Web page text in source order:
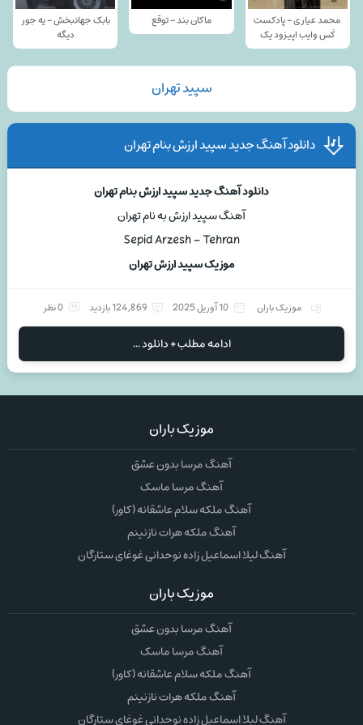
محمد عیاری - پادکست
کَس وایب اپیزود یک
ماکان بند - توقع
بابک جهانبخش - یه جور
دیگه
سپید تهران
دانلود آهنگ جدید سپید ارزش بنام تهران
دانلود آهنگ جدید سپید ارزش بنام تهران
آهنگ سپید ارزش به نام تهران
Sepid Arzesh – Tehran
موزیک سپید ارزش تهران
موزیک باران 10 آوریل 2025 124,869 بازدید 0 نظر
ادامه مطلب + دانلود ...
موزیک باران
آهنگ مرسا بدون عشق
آهنگ مرسا ماسک
آهنگ ملکه سلام عاشقانه (کاور)
آهنگ ملکه هرات نازنینم
آهنگ لیلا اسماعیل زاده نوحدانی غوغای ستارگان
موزیک باران
آهنگ مرسا بدون عشق
آهنگ مرسا ماسک
آهنگ ملکه سلام عاشقانه (کاور)
آهنگ ملکه هرات نازنینم
آهنگ لیلا اسماعیل زاده نوحدانی غوغای ستارگان